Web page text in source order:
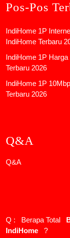
Pos-Pos
IndiHome 1P
IndiHome Terbaru
IndiHome 1P
Terbaru 2026
IndiHome 1P
Terbaru 2026
Q&A
Q&A
Q : Berapa Total
IndiHome
?